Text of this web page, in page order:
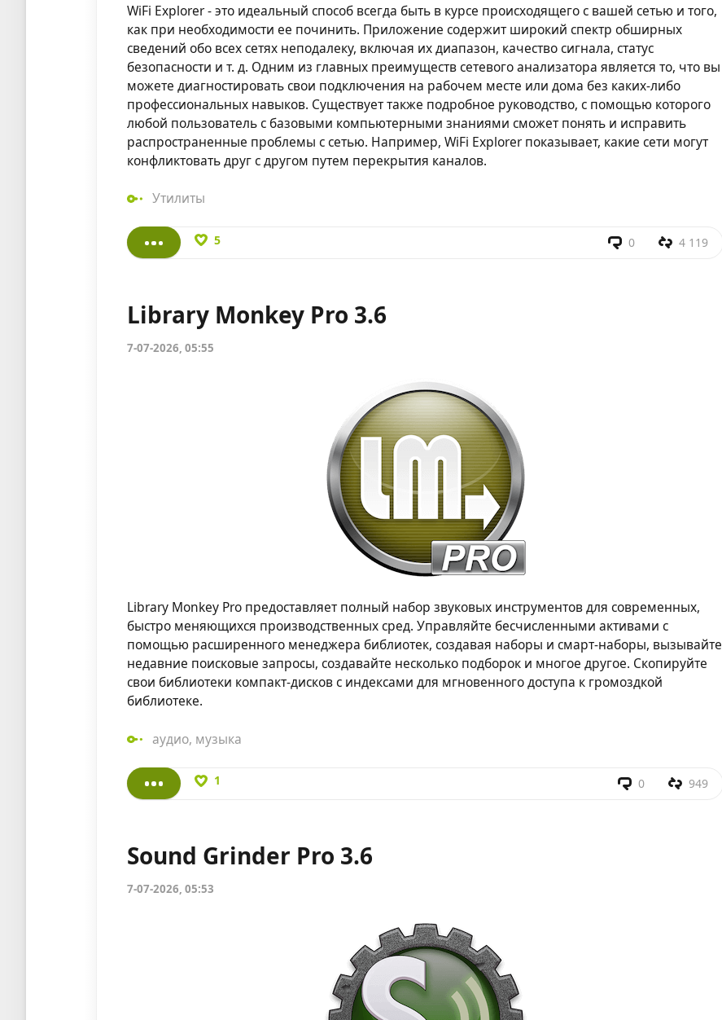
WiFi Explorer - это идеальный способ всегда быть в курсе происходящего с вашей сетью и того,
как при необходимости ее починить. Приложение содержит широкий спектр обширных
сведений обо всех сетях неподалеку, включая их диапазон, качество сигнала, статус
безопасности и т. д. Одним из главных преимуществ сетевого анализатора является то, что вы
можете диагностировать свои подключения на рабочем месте или дома без каких-либо
профессиональных навыков. Существует также подробное руководство, с помощью которого
любой пользователь с базовыми компьютерными знаниями сможет понять и исправить
распространенные проблемы с сетью. Например, WiFi Explorer показывает, какие сети могут
конфликтовать друг с другом путем перекрытия каналов.
Утилиты
5 0 4 119
Library Monkey Pro 3.6
7-07-2026, 05:55
Library Monkey Pro предоставляет полный набор звуковых инструментов для современных,
быстро меняющихся производственных сред. Управляйте бесчисленными активами с
помощью расширенного менеджера библиотек, создавая наборы и смарт-наборы, вызывайте
недавние поисковые запросы, создавайте несколько подборок и многое другое. Скопируйте
свои библиотеки компакт-дисков с индексами для мгновенного доступа к громоздкой
библиотеке.
аудио, музыка
1 0 949
Sound Grinder Pro 3.6
7-07-2026, 05:53